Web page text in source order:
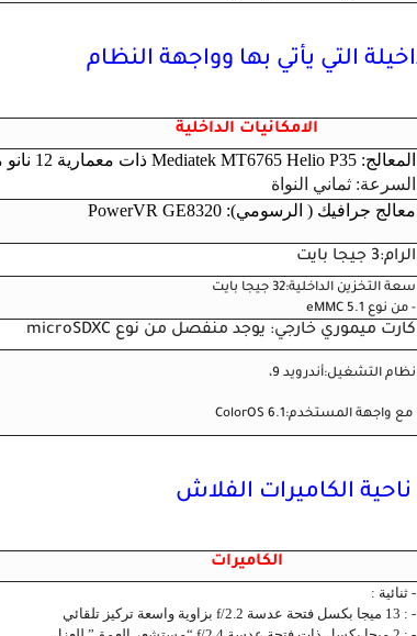
الامكانيات الداخلية
المعالج: Mediatek MT6765 Helio P35 ذات معمارية 12 نانو متر
السرعة: ثماني النواة
معالج جرافيك ( الرسومي): PowerVR GE8320
الرام:3 جيجا بايت
سعة التخزين الداخلية:32 جيجا بايت
- من نوع eMMC 5.1
كارت ميموري خارجي: يوجد منفصل من نوع microSDXC
نظام التشغيل:أندرويد 9،
مع واجهة المستخدم:ColorOS 6.1
الكاميرات
- ثنائية :
- : 13 ميجا بكسل فتحة عدسة f/2.2 بزاوية واسعة تركيز تلقائي